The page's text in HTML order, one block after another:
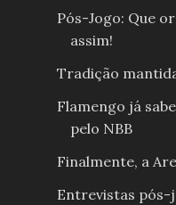
Pós-Jogo: Que
assim!
Tradição
Flamengo já
pelo NBB
Finalmente, a
Entrevistas pós-